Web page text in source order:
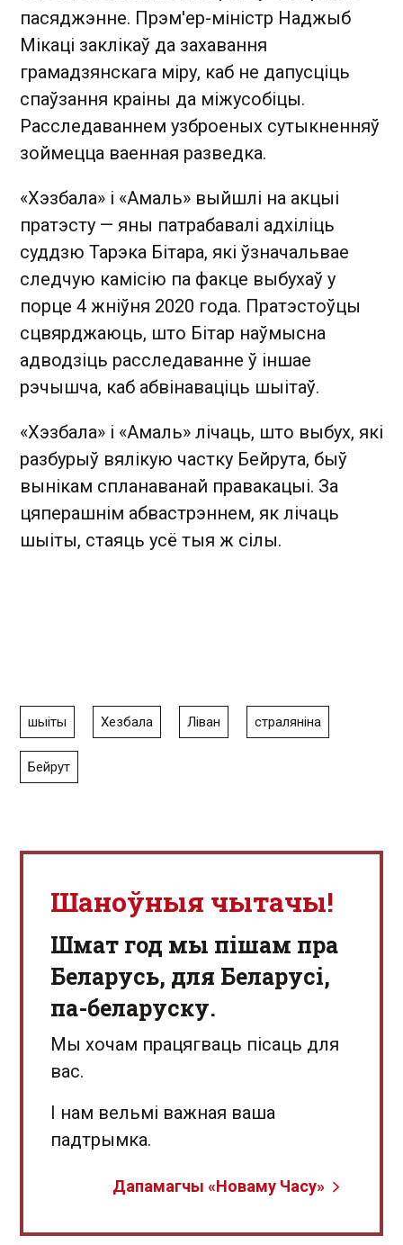
пасяджэнне. Прэм'ер-міністр Наджыб
Мікаці заклікаў да захавання
грамадзянскага міру, каб не дапусціць
спаўзання краіны да міжусобіцы.
Расследаваннем узброеных сутыкненняў
зоймецца ваенная разведка.
«Хэзбала» і «Амаль» выйшлі на акцыі
пратэсту — яны патрабавалі адхіліць
суддзю Тарэка Бітара, які ўзначальвае
следчую камісію па факце выбухаў у
порце 4 жніўня 2020 года. Пратэстоўцы
сцвярджаюць, што Бітар наўмысна
адводзіць расследаванне ў іншае
рэчышча, каб абвінаваціць шыітаў.
«Хэзбала» і «Амаль» лічаць, што выбух, які
разбурыў вялікую частку Бейрута, быў
вынікам спланаванай правакацыі. За
цяперашнім абвастрэннем, як лічаць
шыіты, стаяць усё тыя ж сілы.
шыіты Хезбала Ліван страляніна
Бейрут
Шаноўныя чытачы!
Шмат год мы пішам пра
Беларусь, для Беларусі,
па-беларуску.
Мы хочам працягваць пісаць для
вас.
І нам вельмі важная ваша
падтрымка.
Дапамагчы «Новаму Часу»